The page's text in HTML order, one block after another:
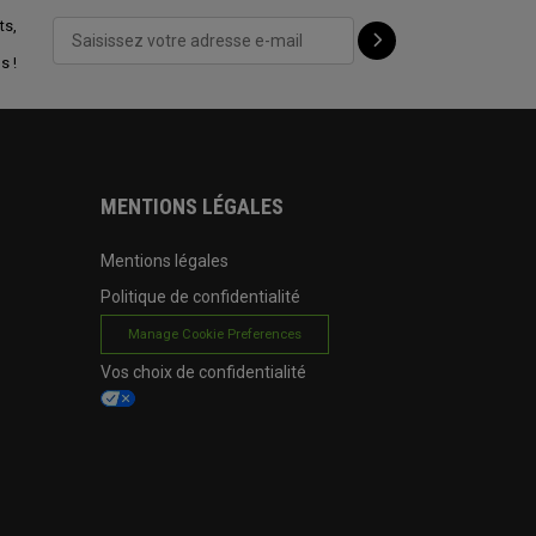
!
MENTIONS LÉGALES
Mentions légales
Politique de confidentialité
Manage Cookie Preferences
Vos choix de confidentialité